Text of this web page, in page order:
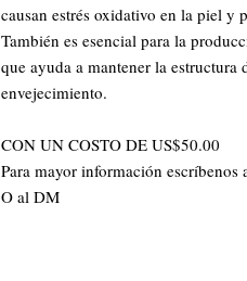
causan estrés oxidativo en la piel y
También es esencial para la
que ayuda a mantener la
envejecimiento.
CON UN COSTO DE US$50.00
Para mayor información
O al DM